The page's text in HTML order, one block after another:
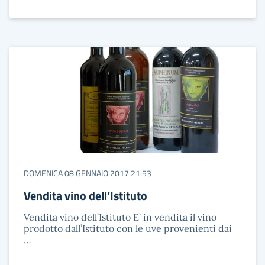
DOMENICA 08 GENNAIO 2017 21:53
Vendita vino dell’Istituto
Vendita vino dell’Istituto E’ in vendita il vino
prodotto dall’Istituto con le uve provenienti dai
…